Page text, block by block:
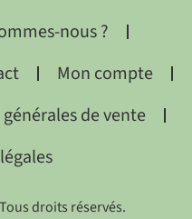
nous ?
Mon compte
de vente
droits réservés.